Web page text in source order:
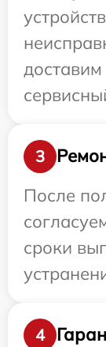
доставим
3
После
сроки
4